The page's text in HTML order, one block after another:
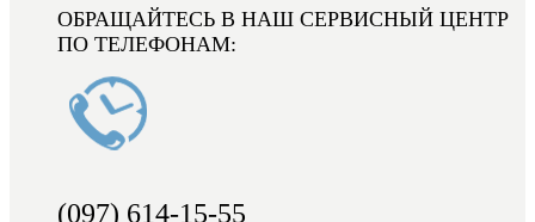
ОБРАЩАЙТЕСЬ В НАШ СЕРВИСНЫЙ ЦЕНТР
ПО ТЕЛЕФОНАМ:
(097) 614-15-55